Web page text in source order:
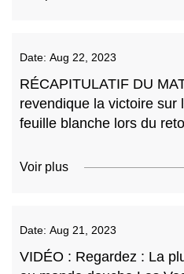
Date: Aug 22, 2023
RÉCAPITULATIF DU
revendique la victoire sur
feuille blanche lors du
Voir plus
Date: Aug 21, 2023
VIDÉO : Regardez : La